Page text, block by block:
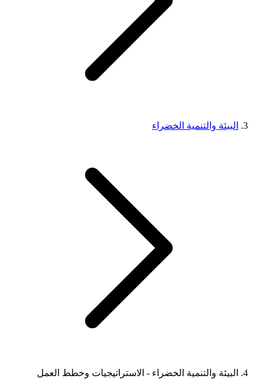
البيئة والتنمية الخضراء
البيئة والتنمية الخضراء - الاستراتيجيات وخطط العمل